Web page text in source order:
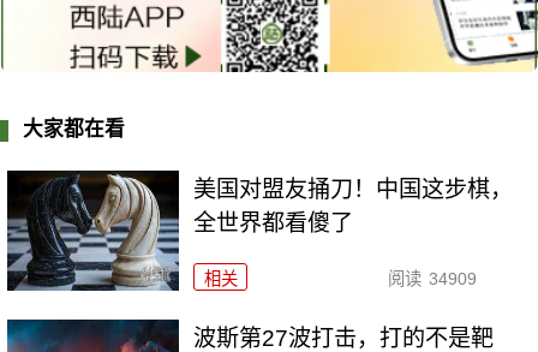
大家都在看
美国对盟友捅刀！中国这步棋，
全世界都看傻了
相关 阅读 34909
波斯第27波打击，打的不是靶